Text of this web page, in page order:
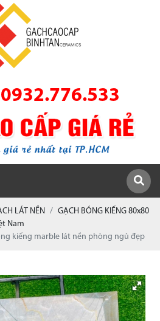
LÁT NỀN
GẠCH BÓNG KIẾNG 80x80
Nam
kiếng marble lát nền phòng ngủ đẹp